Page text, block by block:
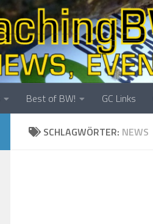
Best of BW! GC Links
SCHLAGWÖRTER: NEWS